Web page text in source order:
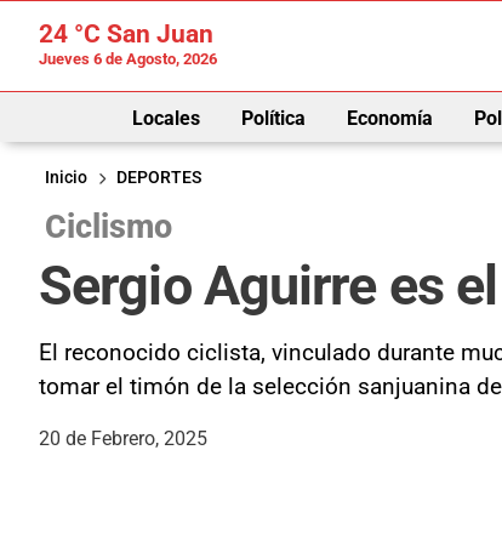
24 °C San Juan
Jueves 6 de Agosto, 2026
Locales Política Economía
Inicio
DEPORTES
Ciclismo
Sergio Aguirre es
El reconocido ciclista, vinculado durante
tomar el timón de la selección sanjuanina
20 de Febrero, 2025